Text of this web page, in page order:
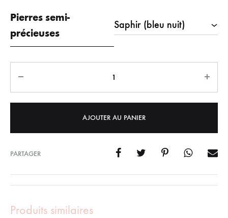
Pierres semi-
précieuses
AJOUTER AU PANIER
PARTAGER
Produits similaires